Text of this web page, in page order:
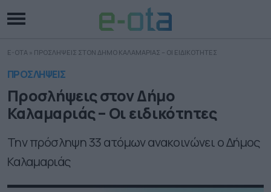
E-OTA » ΠΡΟΣΛΗΨΕΙΣ ΣΤΟΝ ΔΗΜΟ ΚΑΛΑΜΑΡΙΑΣ – ΟΙ ΕΙΔΙΚΟΤΗΤΕΣ
ΠΡΟΣΛΗΨΕΙΣ
Προσλήψεις στον Δήμο
Καλαμαριάς – Οι ειδικότητες
Την πρόσληψη 33 ατόμων ανακοινώνει ο Δήμος
Καλαμαριάς